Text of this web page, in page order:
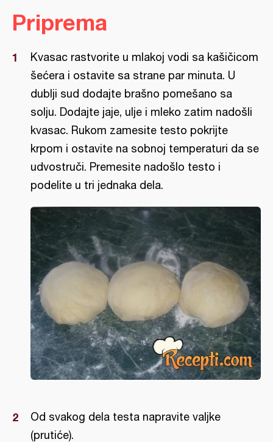
Priprema
Kvasac rastvorite u mlakoj vodi sa kašičicom
šećera i ostavite sa strane par minuta. U
dublji sud dodajte brašno pomešano sa
solju. Dodajte jaje, ulje i mleko zatim nadošli
kvasac. Rukom zamesite testo pokrijte
krpom i ostavite na sobnoj temperaturi da se
udvostruči. Premesite nadošlo testo i
podelite u tri jednaka dela.
Od svakog dela testa napravite valjke
(prutiće).